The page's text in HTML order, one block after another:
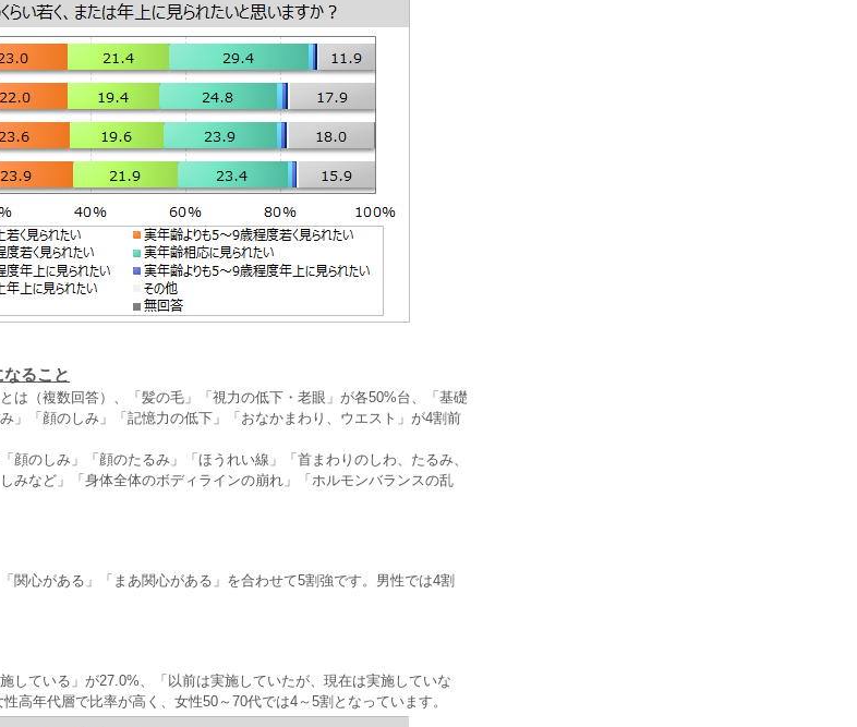
ること
は（複数回答）、「髪の毛」「視力の低下・老眼」が各50%台、「基礎
」「顔のしみ」「記憶力の低下」「おなかまわり、ウエスト」が4割前
顔のしみ」「顔のたるみ」「ほうれい線」「首まわりのしわ、たるみ、
みなど」「身体全体のボディラインの崩れ」「ホルモンバランスの乱
関心がある」「まあ関心がある」を合わせて5割強です。男性では4割
している」が27.0%、「以前は実施していたが、現在は実施していな
高年代層で比率が高く、女性50～70代では4～5割となっています。